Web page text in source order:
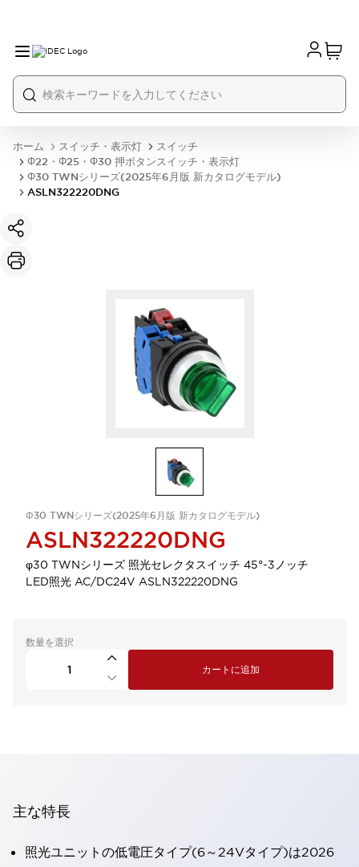
ホーム スイッチ・表示灯
スイッチ
Φ22・Φ25・Φ30 押ボタンスイッチ・表示灯
Φ30 TWNシリーズ(2025年6月版 新カタログモデル)
ASLN322220DNG
Φ30 TWNシリーズ(2025年6月版 新カタログモデル)
ASLN322220DNG
φ30 TWNシリーズ 照光セレクタスイッチ 45°-3ノッチ
LED照光 AC/DC24V ASLN322220DNG
数量を選択
カートに追加
主な特長
照光ユニットの低電圧タイプ(6～24Vタイプ)は2026